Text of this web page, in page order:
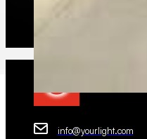
info@yourlight.com